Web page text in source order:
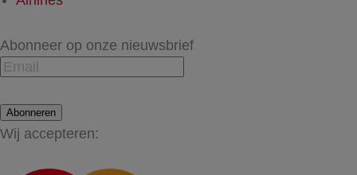
Abonneer op onze nieuwsbrief
Abonneren
Wij accepteren: